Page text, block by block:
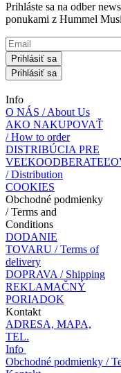
Prihláste sa na odber
ponukami z Hummel
Prihlásiť sa
Prihlásiť sa
Info
O NÁS / About Us
AKO NAKUPOVAŤ
/ How to order
DISTRIBÚCIA PRE
/ Distribution
COOKIES
Obchodné podmienky
/ Terms and
Conditions
DODANIE
TOVARU / Terms of
delivery
DOPRAVA / Shipping
REKLAMAČNÝ
PORIADOK
Kontakt
ADRESA, MAPA,
TEL.
Info
Obchodné podmienky /